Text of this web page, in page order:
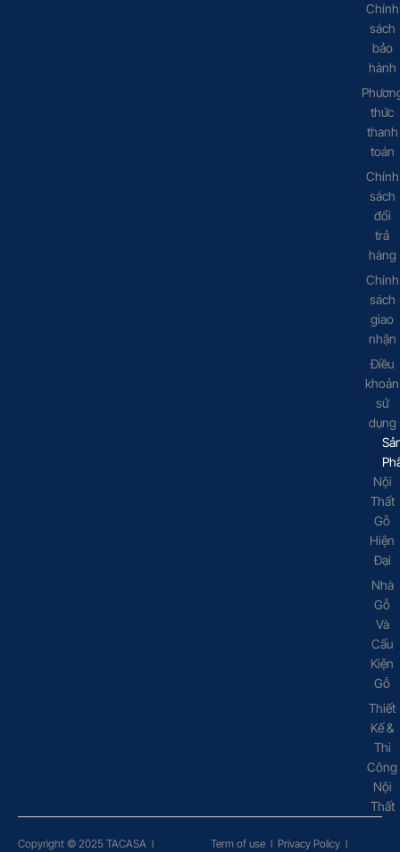
Chính
sách
bảo
hành
thức
thanh
toán
Chính
sách
đổi
trả
hàng
Chính
sách
giao
nhận
Điều
khoản
sử
dụng
Nội
Thất
Gỗ
Hiện
Đại
Nhà
Gỗ
Và
Cấu
Kiện
Gỗ
Thiết
Kế &
Thi
Công
Nội
Thất
Copyright © 2025 TACASA l
Term of use l Privacy Policy l